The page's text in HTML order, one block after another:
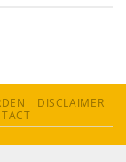
DISCLAIMER